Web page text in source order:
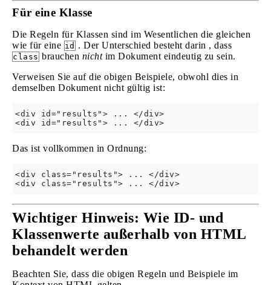
Für eine Klasse
Die Regeln für Klassen sind im Wesentlichen die gleichen
wie für eine id . Der Unterschied besteht darin , dass
class brauchen nichtim Dokument eindeutig zu sein.
Verweisen Sie auf die obigen Beispiele, obwohl dies in
demselben Dokument nicht gültig ist:
<div id="results"> ... </div>
Das ist vollkommen in Ordnung:
<div class="results"> ... </div>
Wichtiger Hinweis: Wie ID- und
Klassenwerte außerhalb von HTML
behandelt werden
Beachten Sie, dass die obigen Regeln und Beispiele im